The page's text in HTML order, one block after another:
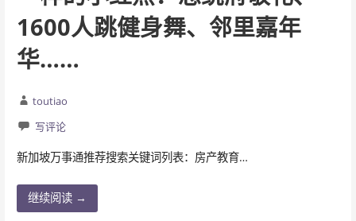
1600人跳健身舞、邻里嘉年
华……
toutiao
写评论
新加坡万事通推荐搜索关键词列表：房产教育…
继续阅读 →